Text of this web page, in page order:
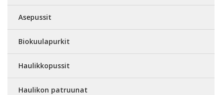
Asepussit
Biokuulapurkit
Haulikkopussit
Haulikon patruunat